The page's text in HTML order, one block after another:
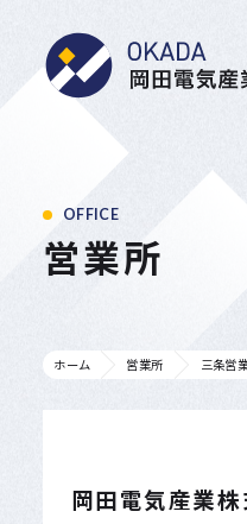
OFFICE
営業所
ホーム 営業所 三条営
岡田電気産業